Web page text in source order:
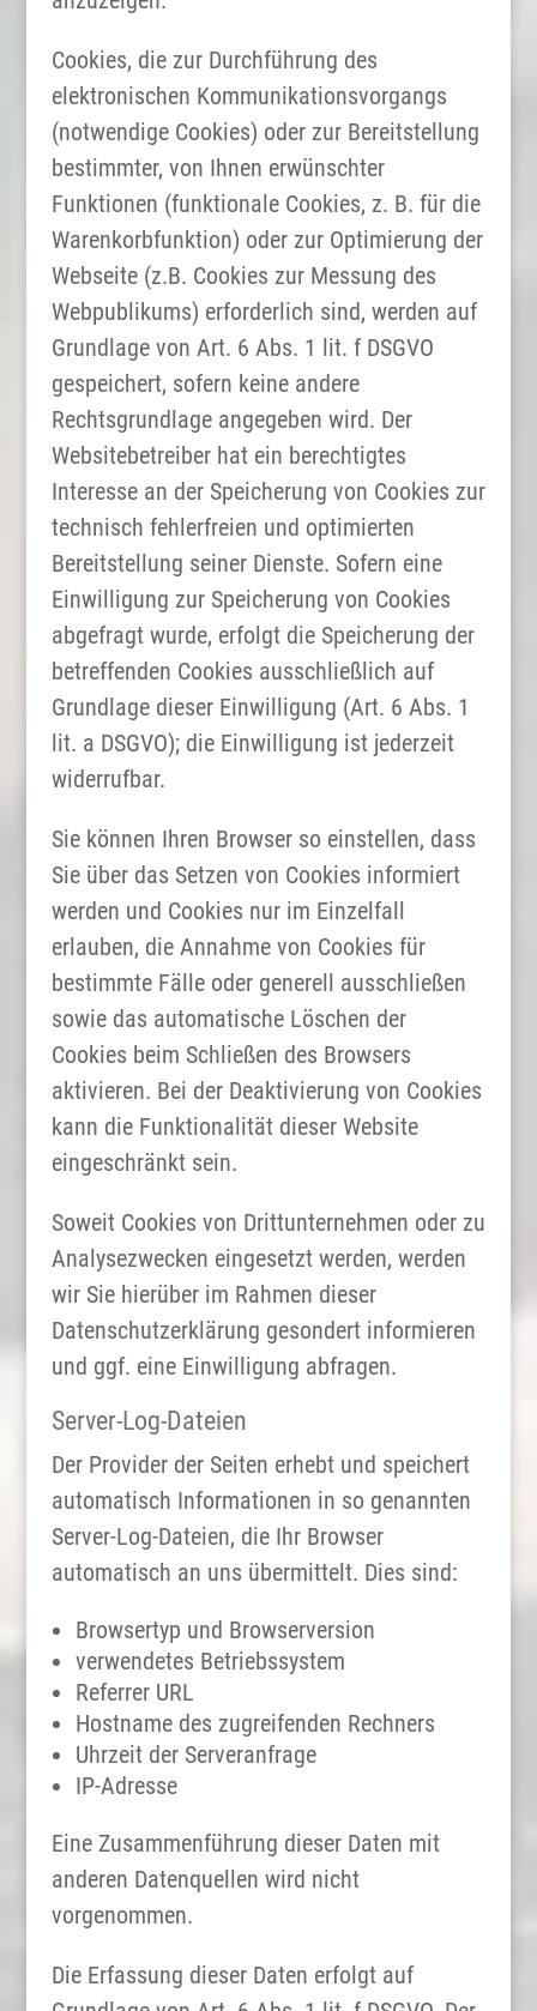
Cookies, die zur Durchführung des
elektronischen Kommunikationsvorgangs
(notwendige Cookies) oder zur Bereitstellung
bestimmter, von Ihnen erwünschter
Funktionen (funktionale Cookies, z. B. für die
Warenkorbfunktion) oder zur Optimierung der
Webseite (z.B. Cookies zur Messung des
Webpublikums) erforderlich sind, werden auf
Grundlage von Art. 6 Abs. 1 lit. f DSGVO
gespeichert, sofern keine andere
Rechtsgrundlage angegeben wird. Der
Websitebetreiber hat ein berechtigtes
Interesse an der Speicherung von Cookies zur
technisch fehlerfreien und optimierten
Bereitstellung seiner Dienste. Sofern eine
Einwilligung zur Speicherung von Cookies
abgefragt wurde, erfolgt die Speicherung der
betreffenden Cookies ausschließlich auf
Grundlage dieser Einwilligung (Art. 6 Abs. 1
lit. a DSGVO); die Einwilligung ist jederzeit
widerrufbar.
Sie können Ihren Browser so einstellen, dass
Sie über das Setzen von Cookies informiert
werden und Cookies nur im Einzelfall
erlauben, die Annahme von Cookies für
bestimmte Fälle oder generell ausschließen
sowie das automatische Löschen der
Cookies beim Schließen des Browsers
aktivieren. Bei der Deaktivierung von Cookies
kann die Funktionalität dieser Website
eingeschränkt sein.
Soweit Cookies von Drittunternehmen oder zu
Analysezwecken eingesetzt werden, werden
wir Sie hierüber im Rahmen dieser
Datenschutzerklärung gesondert informieren
und ggf. eine Einwilligung abfragen.
Server-Log-Dateien
Der Provider der Seiten erhebt und speichert
automatisch Informationen in so genannten
Server-Log-Dateien, die Ihr Browser
automatisch an uns übermittelt. Dies sind:
Browsertyp und Browserversion
verwendetes Betriebssystem
Referrer URL
Hostname des zugreifenden Rechners
Uhrzeit der Serveranfrage
IP-Adresse
Eine Zusammenführung dieser Daten mit
anderen Datenquellen wird nicht
vorgenommen.
Die Erfassung dieser Daten erfolgt auf